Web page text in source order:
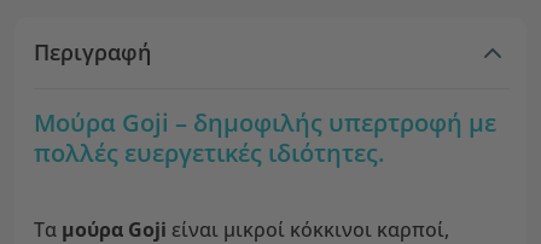
Περιγραφή
Μούρα Goji – δημοφιλής υπερτροφή με
πολλές ευεργετικές ιδιότητες.
Τα μούρα Goji είναι μικροί κόκκινοι καρποί,